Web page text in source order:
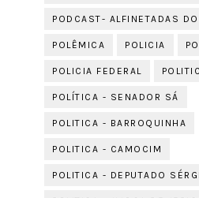
PODCAST- ALFINETADAS
POLÊMICA POLICIA
POLICIA FEDERAL
POLÍTICA - SENADOR SÁ
POLITICA - BARROQUINHA
POLITICA - CAMOCIM
POLITICA - DEPUTADO